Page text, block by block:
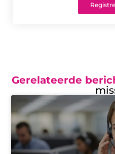
Gerelateerde